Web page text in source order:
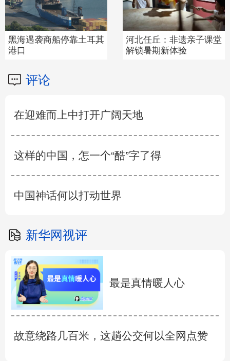
黑海遇袭商船停靠土耳其
港口
河北任丘：非遗亲子课堂
解锁暑期新体验
评论
在迎难而上中打开广阔天地
这样的中国，怎一个“酷”字了得
中国神话何以打动世界
新华网视评
最是真情暖人心
故意绕路几百米，这趟公交何以全网点赞